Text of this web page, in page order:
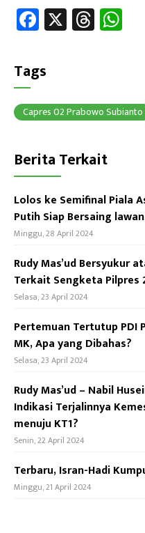
Fa
ce
b
o
ok
X T
hr
p
p
Tags
Capres 02 Prabowo Subianto
Berita Terkait
Lolos ke Semifinal Piala
Putih Siap Bersaing
Minggu, 28 April 2024
Rudy Mas’ud Bersyukur
Terkait Sengketa Pilpres
Selasa, 23 April 2024
Pertemuan Tertutup PDI
MK, Apa yang Dibahas?
Selasa, 23 April 2024
Rudy Mas’ud – Nabil
Indikasi Terjalinnya
menuju KT1?
Senin, 22 April 2024
Terbaru, Isran-Hadi
Minggu, 21 April 2024